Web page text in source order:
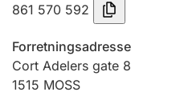
Tinglysing
Jeger
861 570 592
Forretningsadresse
Cort Adelers gate 8
1515 MOSS